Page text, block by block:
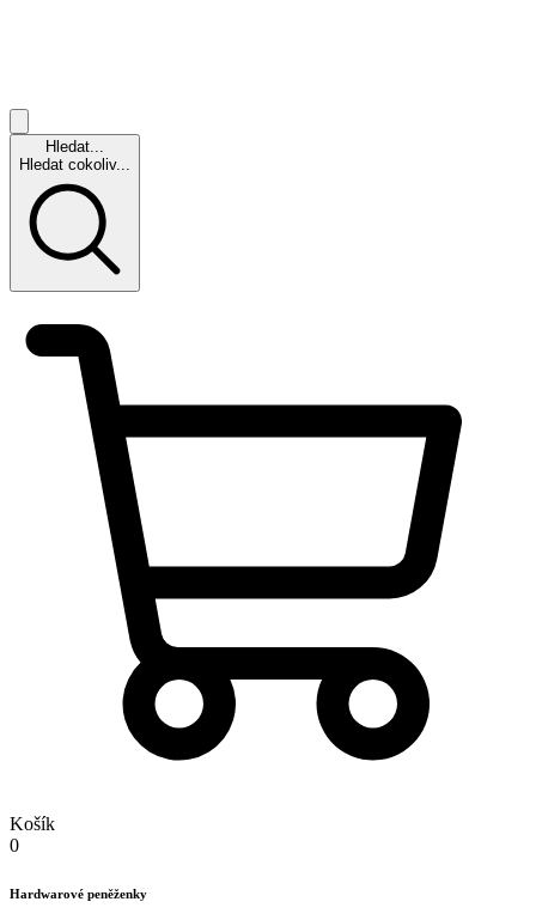
Hledat...
Hledat cokoliv...
Košík
0
Hardwarové peněženky